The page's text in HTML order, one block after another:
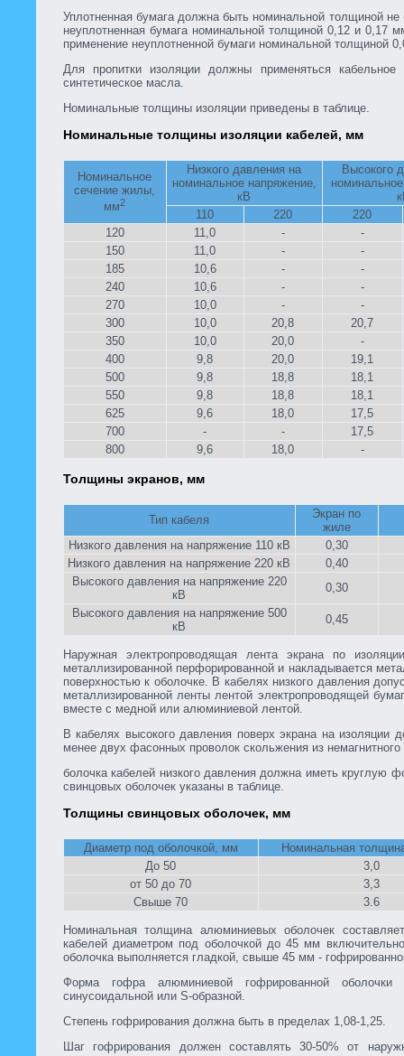
Уплотненная бумага должна быть номинальной толщиной
неуплотненная бумага номинальной толщиной 0,12 и 0,17
применение неуплотненной бумаги номинальной толщиной
Для пропитки изоляции должны применяться кабельное
синтетическое масла.
Номинальные толщины изоляции приведены в таблице.
Номинальные толщины изоляции кабелей, мм
Номинальное
сечение жилы,
мм2
Низкого давления на
номинальное напряжение,
кВ
Высокого
110
220
220
120
11,0 -
-
150
11,0 -
-
185
10,6 -
-
240
10,6 -
-
270
10,0 -
-
300
10,0 20,8
20,7
350
10,0 20,0
-
400
9,8 20,0
19,1
500
9,8 18,8
18,1
550
9,8 18,8
18,1
625
9,6 18,0
17,5
700
- -
17,5
800
9,6 18,0 -
Толщины экранов, мм
Тип кабеля
Экран по
жиле
Низкого давления на напряжение 110 кВ
0,30
Низкого давления на напряжение 220 кВ
0,40
Высокого давления на напряжение 220
кВ
0,30
Высокого давления на напряжение 500
кВ
0,45
Наружная электропроводящая лента экрана по
металлизированной перфорированной и накладывается
поверхностью к оболочке. В кабелях низкого давления
металлизированной ленты лентой электропроводящей
вместе с медной или алюминиевой лентой.
В кабелях высокого давления поверх экрана на изоляции
менее двух фасонных проволок скольжения из
болочка кабелей низкого давления должна иметь круглую
свинцовых оболочек указаны в таблице.
Толщины свинцовых оболочек, мм
Диаметр под оболочкой, мм
Номинальная
До 50
3,0
от 50 до 70
3,3
Свыше 70
3.6
Номинальная толщина алюминиевых оболочек
кабелей диаметром под оболочкой до 45 мм
оболочка выполняется гладкой, свыше 45 мм -
Форма гофра алюминиевой гофрированной
синусоидальной или S-образной.
Степень гофрирования должна быть в пределах 1,08-1,25.
Шаг гофрирования должен составлять 30-50% от